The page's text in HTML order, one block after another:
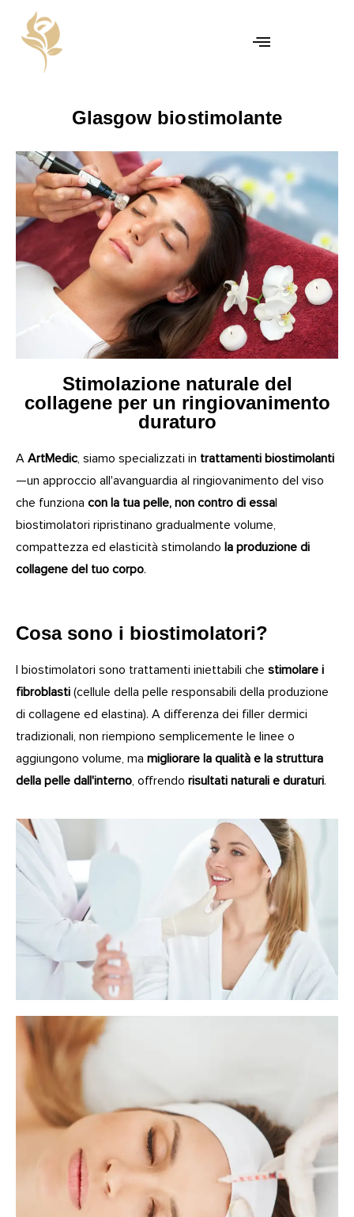
Glasgow biostimolante
Stimolazione naturale del
collagene per un ringiovanimento
duraturo
A ArtMedic, siamo specializzati in trattamenti biostimolanti
—un approccio all'avanguardia al ringiovanimento del viso
che funziona con la tua pelle, non contro di essaI
biostimolatori ripristinano gradualmente volume,
compattezza ed elasticità stimolando la produzione di
collagene del tuo corpo.
Cosa sono i biostimolatori?
I biostimolatori sono trattamenti iniettabili che stimolare i
fibroblasti (cellule della pelle responsabili della produzione
di collagene ed elastina). A differenza dei filler dermici
tradizionali, non riempiono semplicemente le linee o
aggiungono volume, ma migliorare la qualità e la struttura
della pelle dall'interno, offrendo risultati naturali e duraturi.